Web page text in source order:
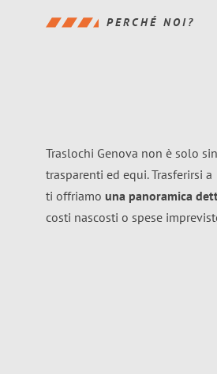
PERCHÉ NOI?
Traslochi Genova non è solo
trasparenti ed equi. Trasferirsi a
ti offriamo una panoramica
costi nascosti o spese